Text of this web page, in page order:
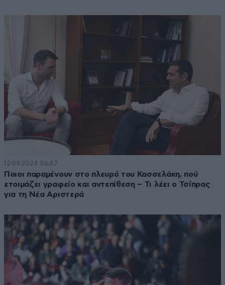
12·09·2024 06:47
Ποιοι παραμένουν στο πλευρό του Κασσελάκη, πού
ετοιμάζει γραφείο και αντεπίθεση – Τι λέει ο Τσίπρας
για τη Νέα Αριστερά